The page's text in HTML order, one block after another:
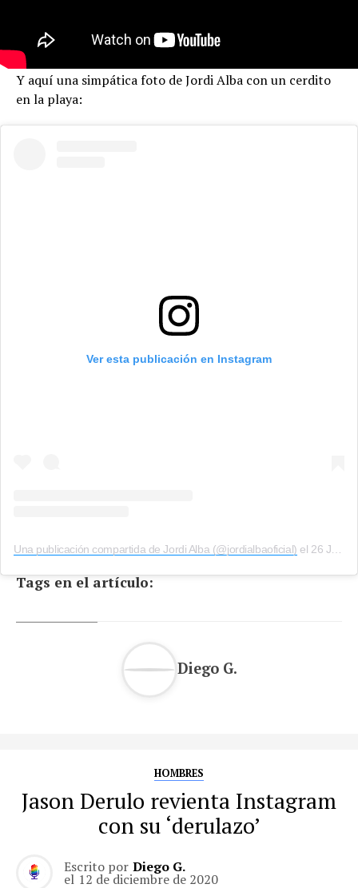
Y aquí una simpática foto de Jordi Alba con un cerdito
en la playa:
Ver esta publicación en Instagram
Una publicación compartida de Jordi Alba (@jordialbaoficial) el 26 Jun, 2019 a las 2:01 PDT
Tags en el artículo:
Diego G.
HOMBRES
Jason Derulo revienta Instagram
con su ‘derulazo’
Escrito por Diego G.
el 12 de diciembre de 2020